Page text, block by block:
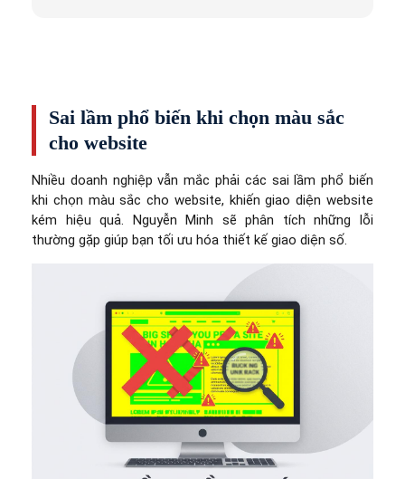
Sai lầm phổ biến khi chọn màu sắc
cho website
Nhiều doanh nghiệp vẫn mắc phải các sai lầm phổ biến
khi chọn màu sắc cho website, khiến giao diện website
kém hiệu quả. Nguyễn Minh sẽ phân tích những lỗi
thường gặp giúp bạn tối ưu hóa thiết kế giao diện số.